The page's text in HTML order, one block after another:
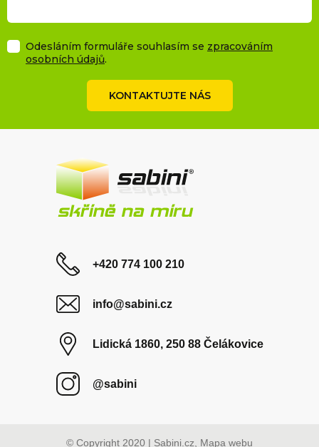
Odesláním formuláře souhlasím se zpracováním
osobních údajů.
+420 774 100 210
info@sabini.cz
Lidická 1860, 250 88 Čelákovice
@sabini
© Copyright 2020 | Sabini.cz, Mapa webu